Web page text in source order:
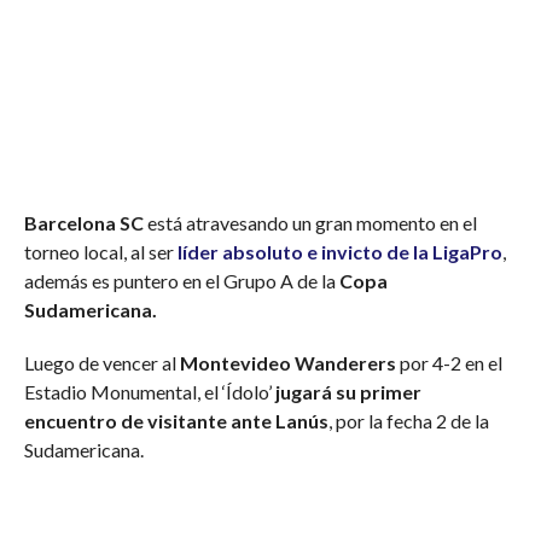
Barcelona SCestá atravesando un gran momento en el
torneo local, al ser líder absoluto e invicto de la LigaPro,
además es puntero en el Grupo A de la Copa
Sudamericana.
Luego de vencer al Montevideo Wanderers por 4-2 en el
Estadio Monumental, el ‘Ídolo’ jugará su primer
encuentro de visitante ante Lanús, por la fecha 2 de la
Sudamericana.